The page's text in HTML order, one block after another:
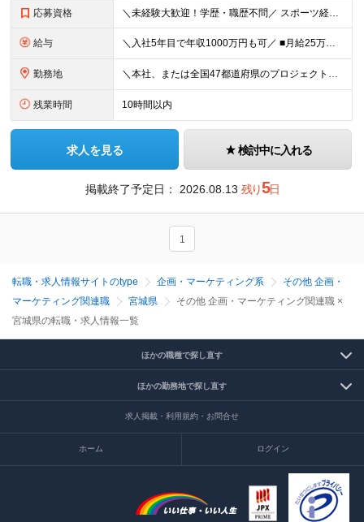
応募資格 ＼未経験大歓迎！学歴・職歴不問／ スポーツ経験も不問！人柄重視の採用で「やってみたい」を全力応援！ ■意欲・人柄重視の採用です！ □スポーツ経験も問いません♪ ■入社時に必要なスキル・経験は一切あ
給与 ＼入社5年目で年収1000万円も可／ ■月給25万円～70万円＋賞与＋残業代全額支給 ※経験・能力などを考慮の上、決定いたします。 ※残業代は別途全額支給いたします。 ※試用期間は6ヶ月です。その間
勤務地 ＼本社、または全国47都道府県のプロジェクト先／ ◎希望に合わせた勤務地でご活躍いただけます！ ◎引っ越しを伴う転勤はございません。 【本社】 東京都中央区銀座1-7-16 コミット銀座ビル4F
残業時間 10時間以内
求人を見る 検討中に入れる
掲載終了予定日： 2026.08.13 残り5日
1
転職・求人情報サイトのtype 企画・マーケティング系
その他 企画・
マーケティング関連職
宮城県
その他 企画・マーケティング関連職 ×
宮城県の転職・求人情報一覧
ほかの職種で探し直す
ほかの勤務地で探し直す
求人掲載・利用規約・お問合せ
ホーム ログイン